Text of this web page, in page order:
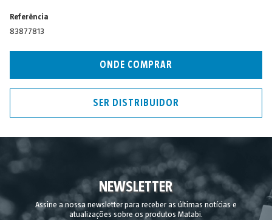
Referência
83877813
ONDE COMPRAR
SER DISTRIBUIDOR
NEWSLETTER
Assine a nossa newsletter para receber as últimas notícias e
atualizações sobre os produtos Matabi.